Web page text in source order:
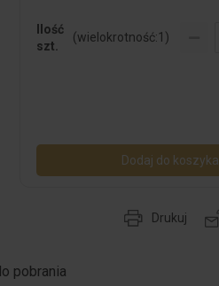
Ilość
szt.
(wielokrotność:1 )
Dodaj do koszyka
Drukuj
pobrania